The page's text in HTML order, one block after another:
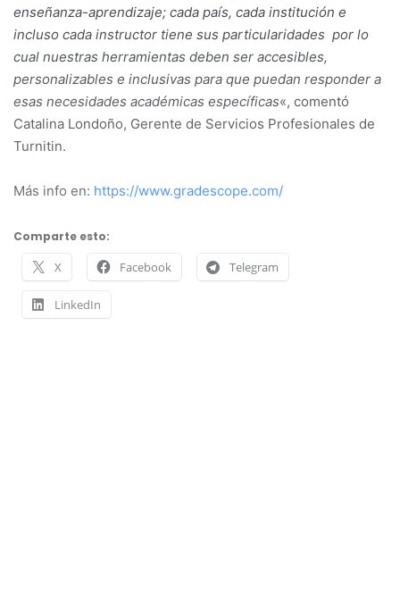
enseñanza-aprendizaje; cada país, cada institución e
incluso cada instructor tiene sus particularidades por lo
cual nuestras herramientas deben ser accesibles,
personalizables e inclusivas para que puedan responder a
esas necesidades académicas específicas«, comentó
Catalina Londoño, Gerente de Servicios Profesionales de
Turnitin.
Más info en: https://www.gradescope.com/
Comparte esto:
X Facebook Telegram
LinkedIn